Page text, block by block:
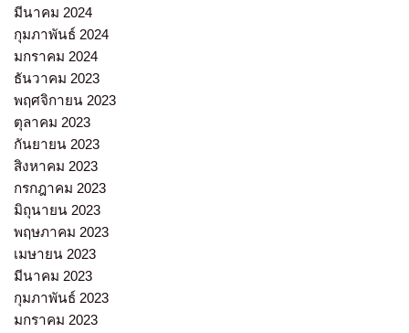
มีนาคม 2024
กุมภาพันธ์ 2024
มกราคม 2024
ธันวาคม 2023
พฤศจิกายน 2023
ตุลาคม 2023
กันยายน 2023
สิงหาคม 2023
กรกฎาคม 2023
มิถุนายน 2023
พฤษภาคม 2023
เมษายน 2023
มีนาคม 2023
กุมภาพันธ์ 2023
มกราคม 2023